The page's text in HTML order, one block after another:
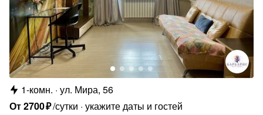
1-комн. ул. Мира, 56
От2700₽/сутки укажите даты и гостей